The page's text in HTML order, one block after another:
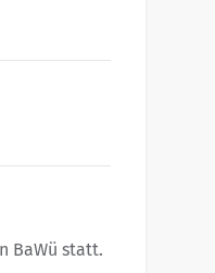
BaWü statt.